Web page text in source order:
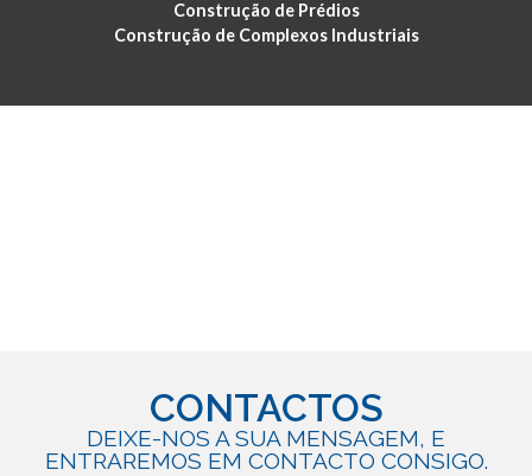
Construção de Prédios
Construção de Complexos Industriais
CONTACTOS
DEIXE-NOS A SUA MENSAGEM, E
ENTRAREMOS EM CONTACTO CONSIGO.